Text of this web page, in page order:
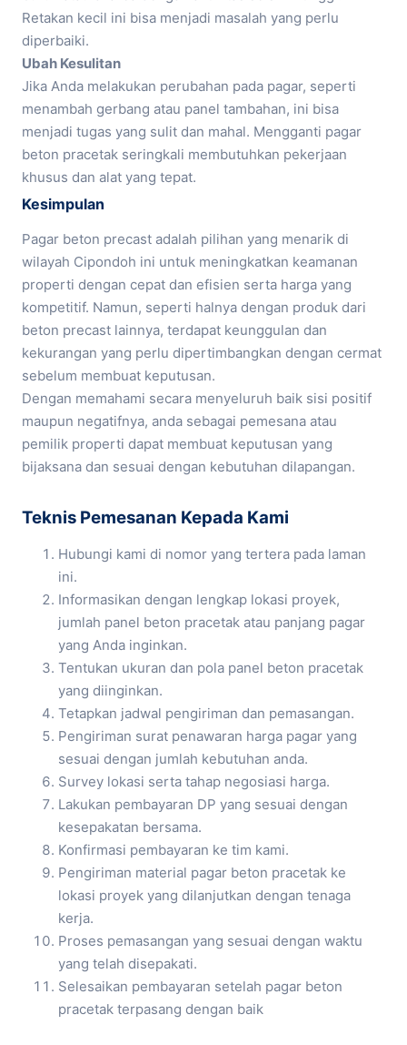
Retakan kecil ini bisa menjadi masalah yang perlu
diperbaiki.
Ubah Kesulitan
Jika Anda melakukan perubahan pada pagar, seperti
menambah gerbang atau panel tambahan, ini bisa
menjadi tugas yang sulit dan mahal. Mengganti pagar
beton pracetak seringkali membutuhkan pekerjaan
khusus dan alat yang tepat.
Kesimpulan
Pagar beton precast adalah pilihan yang menarik di
wilayah Cipondoh ini untuk meningkatkan keamanan
properti dengan cepat dan efisien serta harga yang
kompetitif. Namun, seperti halnya dengan produk dari
beton precast lainnya, terdapat keunggulan dan
kekurangan yang perlu dipertimbangkan dengan cermat
sebelum membuat keputusan.
Dengan memahami secara menyeluruh baik sisi positif
maupun negatifnya, anda sebagai pemesana atau
pemilik properti dapat membuat keputusan yang
bijaksana dan sesuai dengan kebutuhan dilapangan.
Teknis Pemesanan Kepada Kami
Hubungi kami di nomor yang tertera pada laman
ini.
Informasikan dengan lengkap lokasi proyek,
jumlah panel beton pracetak atau panjang pagar
yang Anda inginkan.
Tentukan ukuran dan pola panel beton pracetak
yang diinginkan.
Tetapkan jadwal pengiriman dan pemasangan.
Pengiriman surat penawaran harga pagar yang
sesuai dengan jumlah kebutuhan anda.
Survey lokasi serta tahap negosiasi harga.
Lakukan pembayaran DP yang sesuai dengan
kesepakatan bersama.
Konfirmasi pembayaran ke tim kami.
Pengiriman material pagar beton pracetak ke
lokasi proyek yang dilanjutkan dengan tenaga
kerja.
Proses pemasangan yang sesuai dengan waktu
yang telah disepakati.
Selesaikan pembayaran setelah pagar beton
pracetak terpasang dengan baik